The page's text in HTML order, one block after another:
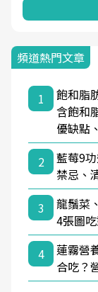
頻道熱門文章
1
飽和脂
含飽和
優缺點
2
藍莓9
禁忌、
3
龍鬚菜
4張圖
4
蓮霧營
合吃？